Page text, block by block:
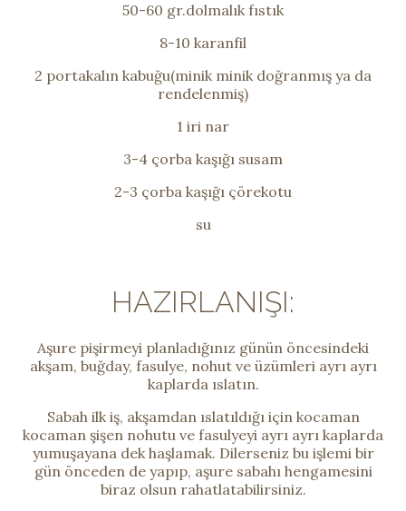
50-60 gr.dolmalık fıstık
8-10 karanfil
2 portakalın kabuğu(minik minik doğranmış ya da
rendelenmiş)
1 iri nar
3-4 çorba kaşığı susam
2-3 çorba kaşığı çörekotu
su
HAZIRLANIŞI:
Aşure pişirmeyi planladığınız günün öncesindeki
akşam, buğday, fasulye, nohut ve üzümleri ayrı ayrı
kaplarda ıslatın.
Sabah ilk iş, akşamdan ıslatıldığı için kocaman
kocaman şişen nohutu ve fasulyeyi ayrı ayrı kaplarda
yumuşayana dek haşlamak. Dilerseniz bu işlemi bir
gün önceden de yapıp, aşure sabahı hengamesini
biraz olsun rahatlatabilirsiniz.